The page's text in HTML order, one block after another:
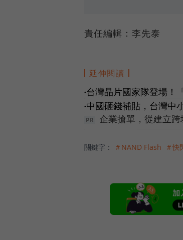
責任編輯：李先泰
延伸閱讀
● 台灣晶片國家隊登場！
● 中國砸錢補貼，台灣中
企業搶單，從建立
關鍵字： ＃NAND Flash ＃快